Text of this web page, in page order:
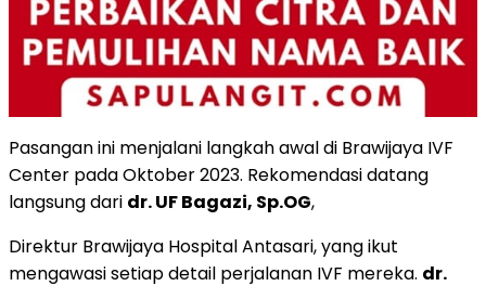
Pasangan ini menjalani langkah awal di Brawijaya IVF
Center pada Oktober 2023. Rekomendasi datang
langsung dari dr. UF Bagazi, Sp.OG,
Direktur Brawijaya Hospital Antasari, yang ikut
mengawasi setiap detail perjalanan IVF mereka. dr.